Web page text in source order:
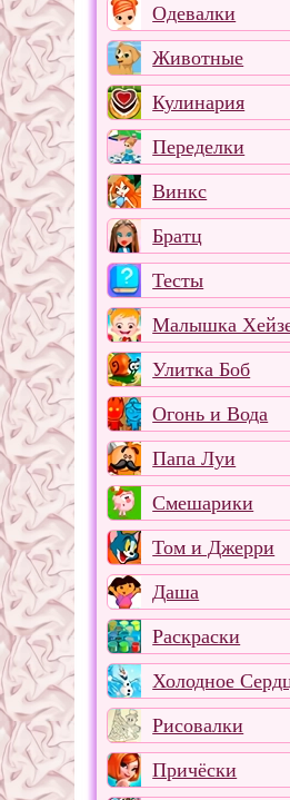
Одевалки
Животные
Кулинария
Переделки
Винкс
Братц
Тесты
Малышка
Улитка Боб
Огонь и Вода
Папа Луи
Смешарики
Том и Джерри
Даша
Раскраски
Холодное
Рисовалки
Причёски